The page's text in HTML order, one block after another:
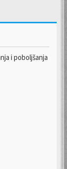
i poboljšanja